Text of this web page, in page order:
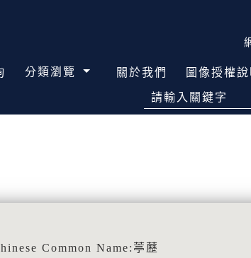
分類瀏覽 關於我們 圖像授權說
請輸入關鍵字
Common Name:葶藶